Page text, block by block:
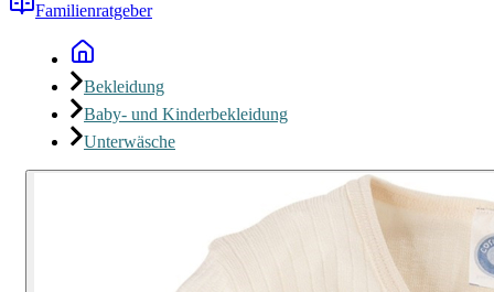
Familienratgeber
Bekleidung
Baby- und Kinderbekleidung
Unterwäsche